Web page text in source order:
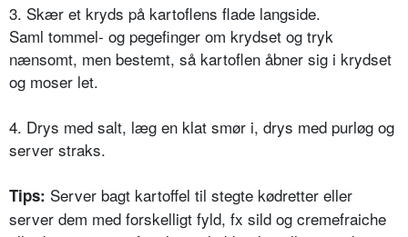
3. Skær et kryds på kartoflens flade langside.
Saml tommel- og pegefinger om krydset og tryk
nænsomt, men bestemt, så kartoflen åbner sig i krydset
og moser let.
4. Drys med salt, læg en klat smør i, drys med purløg og
server straks.
Tips: Server bagt kartoffel til stegte kødretter eller
server dem med forskelligt fyld, fx sild og cremefraiche